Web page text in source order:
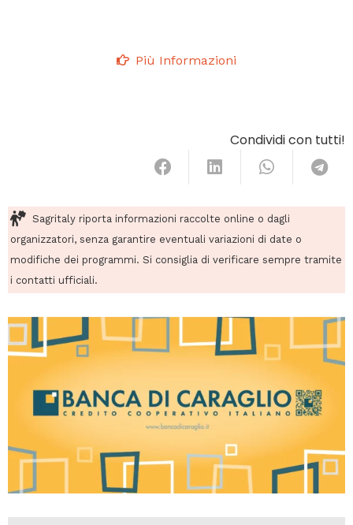
Più Informazioni
Condividi con tutti!
Sagritaly riporta informazioni raccolte online o dagli
organizzatori, senza garantire eventuali variazioni di date o
modifiche dei programmi. Si consiglia di verificare sempre tramite
i contatti ufficiali.